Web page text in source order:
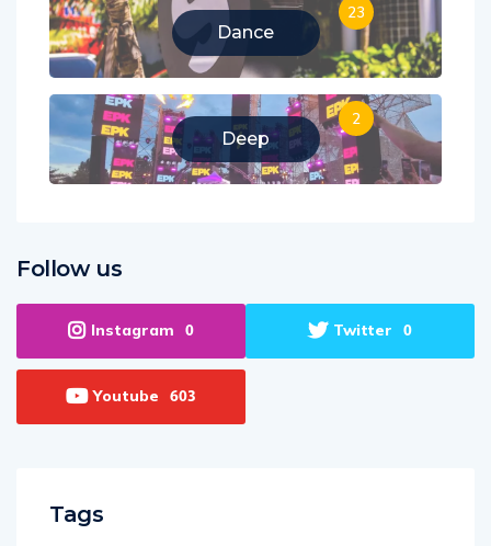
Dance
23
Deep
2
Follow us
Instagram 0 Twitter 0
Youtube 603
Tags